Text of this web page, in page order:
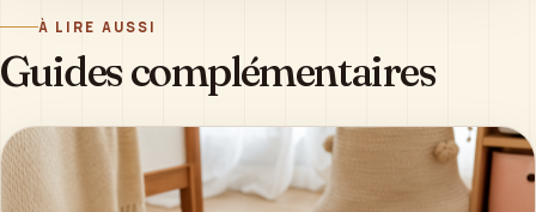
À LIRE AUSSI
Guides complémentaires